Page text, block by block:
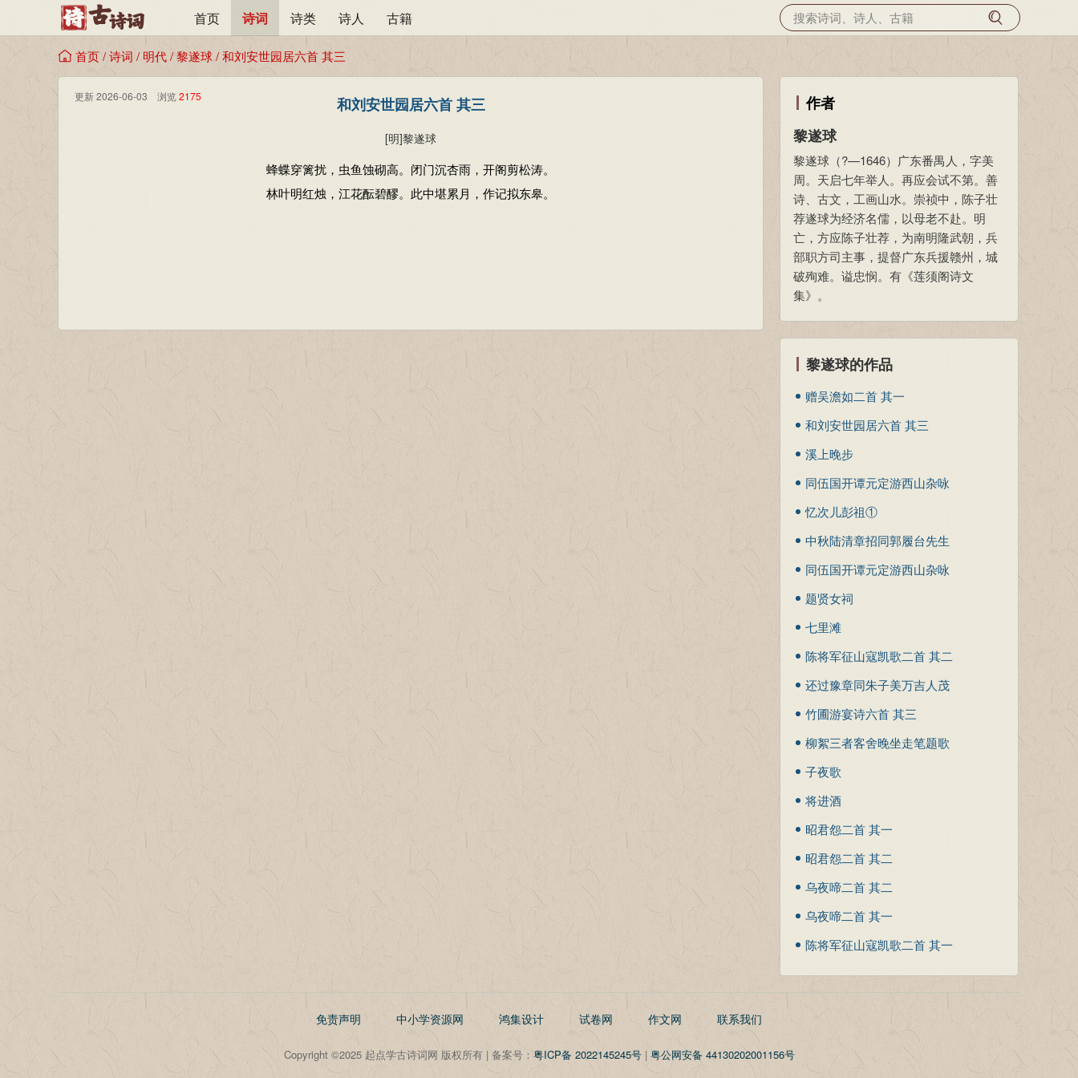
首页 诗词 诗类 诗人 古籍
首页/诗词 / 明代/黎遂球/和刘安世园居六首 其三
更新 2026-06-03 浏览2175 和刘安世园居六首 其三
[明]黎遂球
蜂蝶穿篱扰，虫鱼蚀砌高。闭门沉杏雨，开阁剪松涛。
林叶明红烛，江花酝碧醪。此中堪累月，作记拟东皋。
作者
黎遂球
黎遂球（?—1646）广东番禺人，字美
周。天启七年举人。再应会试不第。善
诗、古文，工画山水。崇祯中，陈子壮
荐遂球为经济名儒，以母老不赴。明
亡，方应陈子壮荐，为南明隆武朝，兵
部职方司主事，提督广东兵援赣州，城
破殉难。谥忠悯。有《莲须阁诗文
集》。
黎遂球的作品
赠吴澹如二首 其一
和刘安世园居六首 其三
溪上晚步
同伍国开谭元定游西山杂咏
二十首 其十五
忆次儿彭祖①
中秋陆清章招同郭履台先生
过雁宕村赏桂漫赋二首① 其
二
同伍国开谭元定游西山杂咏
二十首 其十六
题贤女祠
七里滩
陈将军征山寇凯歌二首 其二
还过豫章同朱子美万吉人茂
先青渥次谦集陈士业斋头
竹圃游宴诗六首 其三
柳絮三者客舍晚坐走笔题歌
者扇 其一
子夜歌
将进酒
昭君怨二首 其一
昭君怨二首 其二
乌夜啼二首 其二
乌夜啼二首 其一
陈将军征山寇凯歌二首 其一
免责声明 中小学资源网 鸿集设计 试卷网 作文网 联系我们
Copyright ©2025 起点学古诗词网 版权所有 | 备案号： 粤ICP备 2022145245号| 粤公网安备 44130202001156号